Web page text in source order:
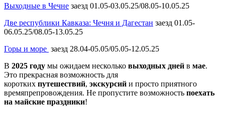
Выходные в Чечне заезд 01.05-03.05.25/08.05-10.05.25
Две республики Кавказа: Чечня и Дагестан заезд 01.05-
06.05.25/08.05-13.05.25
Горы и море заезд 28.04-05.05/05.05-12.05.25
В 2025 году мы ожидаем несколько выходных дней в мае.
Это прекрасная возможность для
коротких путешествий, экскурсий и просто приятного
времяпрепровождения. Не пропустите возможность поехать
на майские праздники!